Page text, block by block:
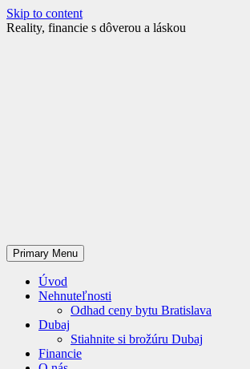
Skip to content
Reality, financie s dôverou a láskou
Primary Menu
Úvod
Nehnuteľnosti
Odhad ceny bytu Bratislava
Dubaj
Stiahnite si brožúru Dubaj
Financie